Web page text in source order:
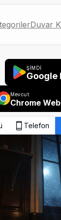
Duvar
ŞİMDİ
Google
Mevcut:
Chrome
Telefon